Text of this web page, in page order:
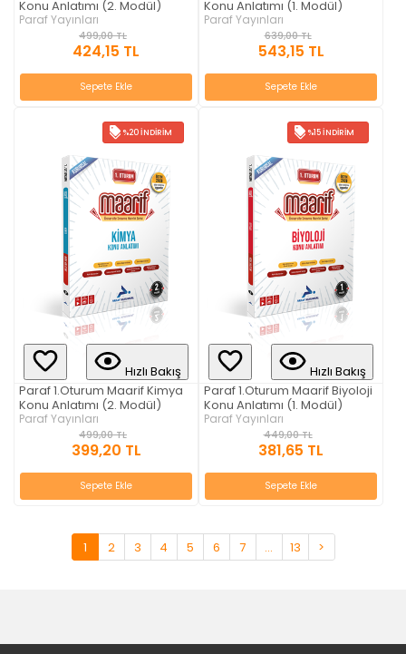
Konu Anlatımı (2. Modül)
Paraf Yayınları
499,00 TL
424,15 TL
Sepete Ekle
Konu Anlatımı (1. Modül)
Paraf Yayınları
639,00 TL
543,15 TL
Sepete Ekle
%20 İNDIRIM
Hızlı Bakış
Paraf 1.Oturum Maarif Kimya
Konu Anlatımı (2. Modül)
Paraf Yayınları
499,00 TL
399,20 TL
Sepete Ekle
%15 İNDIRIM
Hızlı Bakış
Paraf 1.Oturum Maarif Biyoloji
Konu Anlatımı (1. Modül)
Paraf Yayınları
449,00 TL
381,65 TL
Sepete Ekle
1 2 3 4 5 6 7 ... 13 >